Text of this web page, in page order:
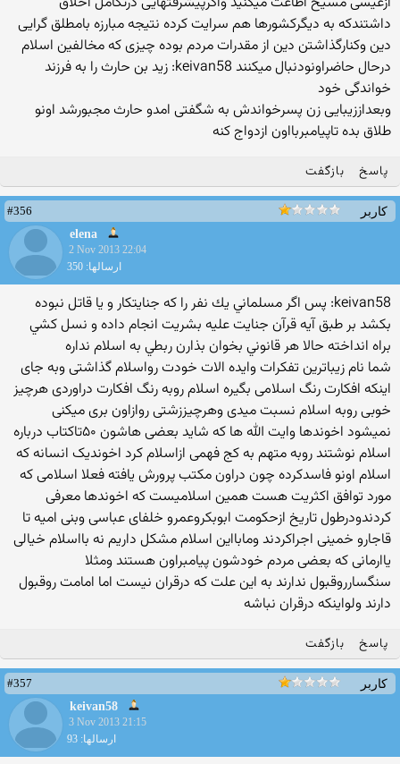
داشتندکه به دیگرکشورها هم سرایت کرده نتیجه مبارزه بامطلق گرایی
دین وکنارگذاشتن دین از مقدرات مردم بوده چیزی که مخالفین اسلام
درحال حاضراونودنبال میکنند keivan58: زید بن حارث را به فرزند
خواندگی خود
وبعداززیبایی زن پسرخواندش به شگفتی امدو حارث مجبورشد اونو
طلاق بده تاپیامبربااون ازدواج کنه
پاسخ بازگفت
کاربر
#356
elena
2 Nov 2013 22:04
ارسالها: 350
keivan58: پس اگر مسلماني يك نفر را كه جنايتكار و يا قاتل نبوده
بكشد بر طبق آيه قرآن جنايت عليه بشريت انجام داده و نسل كشي
براه انداخته حالا هر قانوني بخوان بذارن ربطي به اسلام نداره
شما نام زیباترین تفکرات وایده الات خودت رواسلام گذاشتی وبه جای
اینکه افکارت رنگ اسلامی بگیره اسلام روبه رنگ افکارت دراوردی هرچیز
خوبی روبه اسلام نسبت میدی وهرچیززشتی روازاون بری میکنی
نمیشود اخوندها وایت الله ها که شاید بعضی هاشون ۵۰تاکتاب درباره
اسلام نوشتند روبه متهم به کج فهمی ازاسلام کرد اخوندیک انسانه که
اسلام اونو فاسدکرده چون دراون مکتب پرورش یافته فعلا اسلامی که
مورد توافق اکثریت هست همین اسلامیست که اخوندها معرفی
کردندودرطول تاریخ ازحکومت ابوبکروعمرو خلفای عباسی وبنی امیه تا
قاجارو خمینی اجراکردند ومابااین اسلام مشکل داریم نه بااسلام خیالی
یاارمانی که بعضی مردم خودشون پیامبراون هستند ومثلا
سنگسارروقبول ندارند به این علت که درقران نیست اما امامت روقبول
دارند ولواینکه درقران نباشه
پاسخ بازگفت
کاربر
#357
keivan58
3 Nov 2013 21:15
ارسالها: 93